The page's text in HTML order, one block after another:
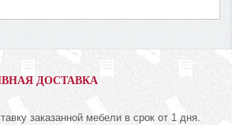
ДОСТАВКА
заказанной мебели в срок от 1 дня.